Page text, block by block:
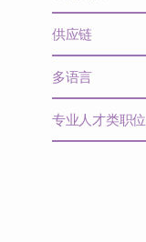
供应链
多语言
专业人才类职位